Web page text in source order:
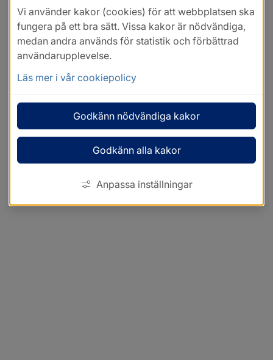
Vi använder kakor (cookies) för att webbplatsen ska
fungera på ett bra sätt. Vissa kakor är nödvändiga,
medan andra används för statistik och förbättrad
användarupplevelse.
Läs mer i vår cookiepolicy
Godkänn nödvändiga kakor
Godkänn alla kakor
Anpassa inställningar